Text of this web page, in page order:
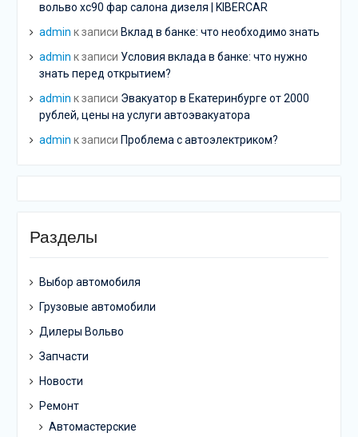
вольво хс90 фар салона дизеля | KIBERCAR
admin к записи Вклад в банке: что необходимо знать
admin к записи Условия вклада в банке: что нужно
знать перед открытием?
admin к записи Эвакуатор в Екатеринбурге от 2000
рублей, цены на услуги автоэвакуатора
admin к записи Проблема с автоэлектриком?
Разделы
Выбор автомобиля
Грузовые автомобили
Дилеры Вольво
Запчасти
Новости
Ремонт
Автомастерские